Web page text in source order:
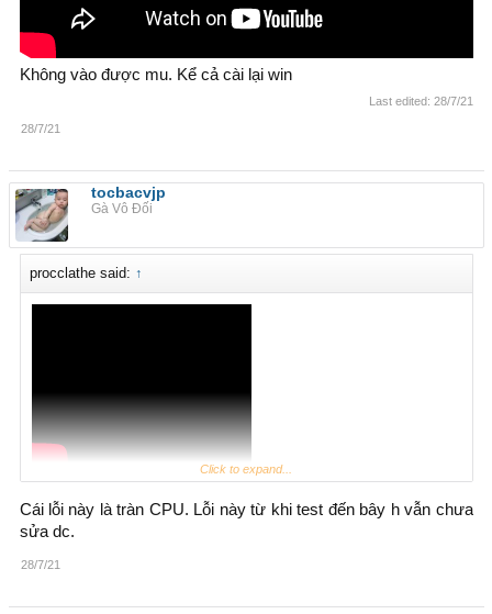
Không vào được mu. Kể cả cài lại win
Last edited: 28/7/21
28/7/21
tocbacvjp
Gà Vô Đối
procclathe said: ↑
Không vào được mu. Kể cả cài lại win
Click to expand...
Cái lỗi này là tràn CPU. Lỗi này từ khi test đến bây h vẫn chưa
sửa dc.
28/7/21